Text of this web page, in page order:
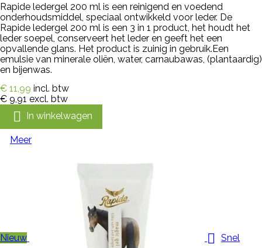
Rapide ledergel 200 ml is een reinigend en voedend
onderhoudsmiddel, speciaal ontwikkeld voor leder. De
Rapide ledergel 200 ml is een 3 in 1 product, het houdt het
leder soepel, conserveert het leder en geeft het een
opvallende glans. Het product is zuinig in gebruik.Een
emulsie van minerale oliën, water, carnaubawas, (plantaardig)
en bijenwas.
€ 11,99 incl. btw
€ 9,91 excl. btw
 In winkelwagen
Meer
Nieuw  Snel